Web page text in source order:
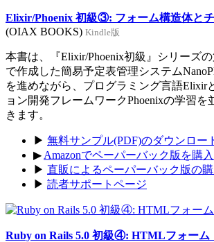
Elixir/Phoenix 初級③: フォーム構造体と
(OIAX BOOKS) Kindle版
本書は、『Elixir/Phoenix初級』シリーズ
で作成した簡易予定表管理システム
を進めながら、プログラミング言語Elixir
ョン開発フレームワークPhoenixの学習を
きます。
▶ 無料サンプル(PDF)のダウンロー
▶ Amazonでペーパーバック版を購入
▶ 直販によるペーパーバック版の購
▶ 読者サポートページ
Ruby on Rails 5.0 初級④: HTMLフォーム